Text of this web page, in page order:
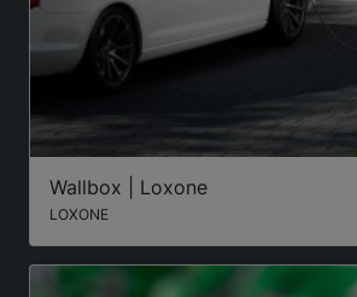
Wallbox | Loxone
LOXONE